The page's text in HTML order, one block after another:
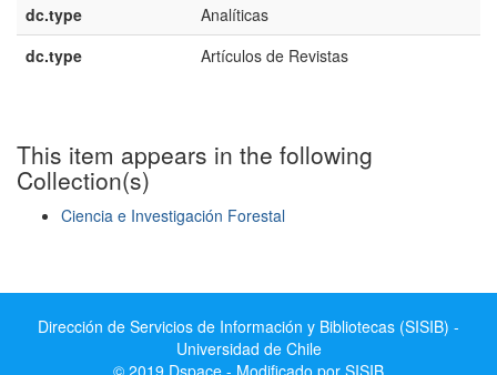
dc.type
Analíticas
dc.type
Artículos de Revistas
This item appears in the following
Collection(s)
Ciencia e Investigación Forestal
Dirección de Servicios de Información y Bibliotecas (SISIB) -
Universidad de Chile
© 2019 Dspace - Modificado por SISIB